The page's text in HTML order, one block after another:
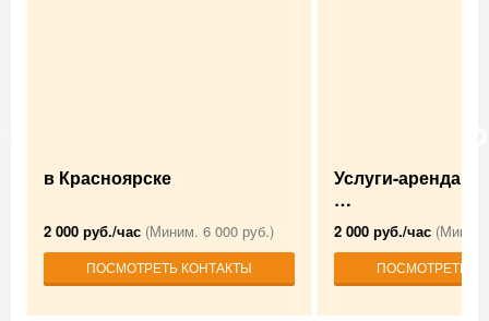
в Красноярске
2 000 руб./час (Миним. 6 000 руб.)
ПОСМОТРЕТЬ КОНТАКТЫ
Услуги-аренда
…
2 000 руб./час
ПОСМОТРЕТЬ